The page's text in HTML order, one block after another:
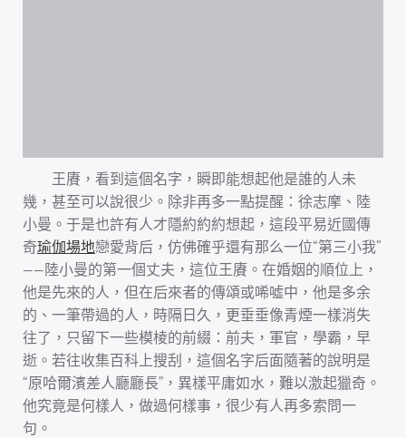
王賡，看到這個名字，瞬即能想起他是誰的人未
幾，甚至可以說很少。除非再多一點提醒：徐志摩、陸
小曼。于是也許有人才隱約約約想起，這段平易近國傳
奇瑜伽場地戀愛背后，仿佛確乎還有那么一位“第三小我”
——陸小曼的第一個丈夫，這位王賡。在婚姻的順位上，
他是先來的人，但在后來者的傳頌或唏噓中，他是多余
的、一筆帶過的人，時隔日久，更垂垂像青煙一樣消失
往了，只留下一些模棱的前綴：前夫，軍官，學霸，早
逝。若往收集百科上搜刮，這個名字后面隨著的說明是
“原哈爾濱差人廳廳長”，異樣平庸如水，難以激起獵奇。
他究竟是何樣人，做過何樣事，很少有人再多索問一
句。